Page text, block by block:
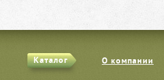
Каталог О компании